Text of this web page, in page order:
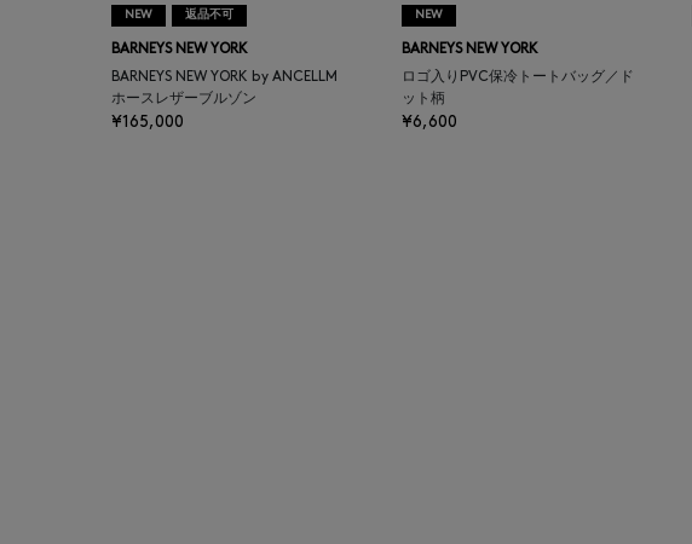
AUTRY
BAGUTTA
NEW 返品不可
BARNEYS NEW YORK
BARNEYS NEW YORK by ANCELLM
ホースレザーブルゾン
¥165,000
NEW
BARNEYS NEW YORK
ロゴ入りPVC保冷トートバッグ／ド
ット柄
¥6,600